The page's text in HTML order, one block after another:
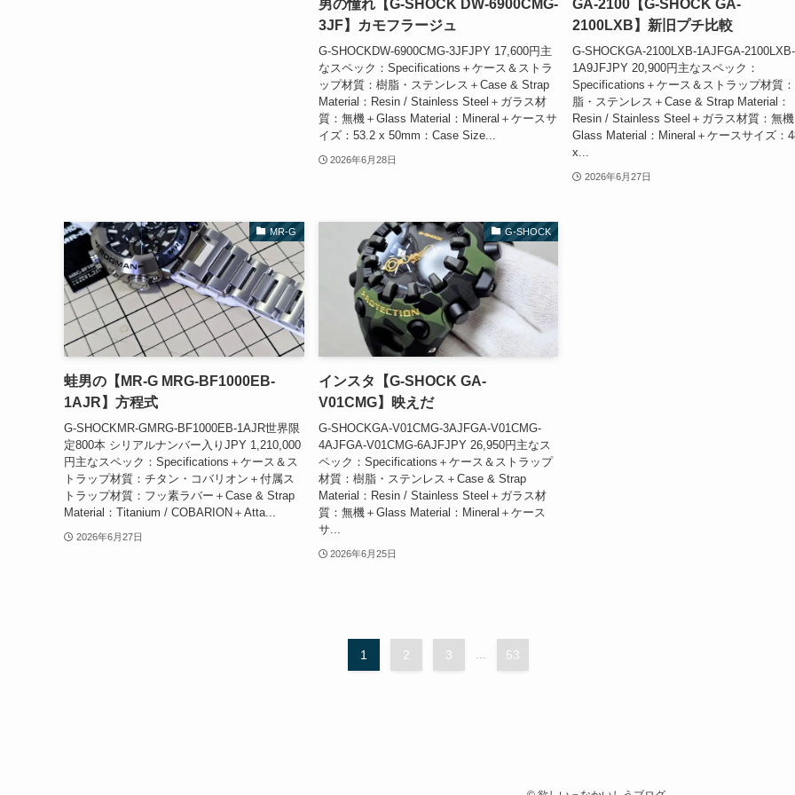
男の憧れ【G-SHOCK DW-6900CMG-
3JF】カモフラージュ
G-SHOCKDW-6900CMG-3JFJPY 17,600円主
なスペック：Specifications＋ケース＆ストラ
ップ材質：樹脂・ステンレス＋Case & Strap
Material：Resin / Stainless Steel＋ガラス材
質：無機＋Glass Material：Mineral＋ケースサ
イズ：53.2 x 50mm：Case Size...
2026年6月28日
GA-2100【G-SHOCK GA-
2100LXB】新旧プチ比較
G-SHOCKGA-2100LXB-1AJFGA-2100LXB-
1A9JFJPY 20,900円主なスペック：
Specifications＋ケース＆ストラップ材質
脂・ステンレス＋Case & Strap Material：
Resin / Stainless Steel＋ガラス材質：無機
Glass Material：Mineral＋ケースサイズ：
x...
2026年6月27日
MR-G
蛙男の【MR-G MRG-BF1000EB-
1AJR】方程式
G-SHOCKMR-GMRG-BF1000EB-1AJR世界限
定800本 シリアルナンバー入りJPY 1,210,000
円主なスペック：Specifications＋ケース＆ス
トラップ材質：チタン・コバリオン＋付属ス
トラップ材質：フッ素ラバー＋Case & Strap
Material：Titanium / COBARION＋Atta...
2026年6月27日
G-SHOCK
インスタ【G-SHOCK GA-
V01CMG】映えだ
G-SHOCKGA-V01CMG-3AJFGA-V01CMG-
4AJFGA-V01CMG-6AJFJPY 26,950円主なス
ペック：Specifications＋ケース＆ストラップ
材質：樹脂・ステンレス＋Case & Strap
Material：Resin / Stainless Steel＋ガラス材
質：無機＋Glass Material：Mineral＋ケース
サ...
2026年6月25日
1 2 3 53